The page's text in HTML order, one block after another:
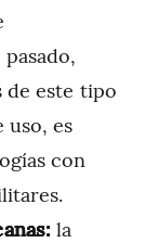
de este tipo
uso, es
con
la